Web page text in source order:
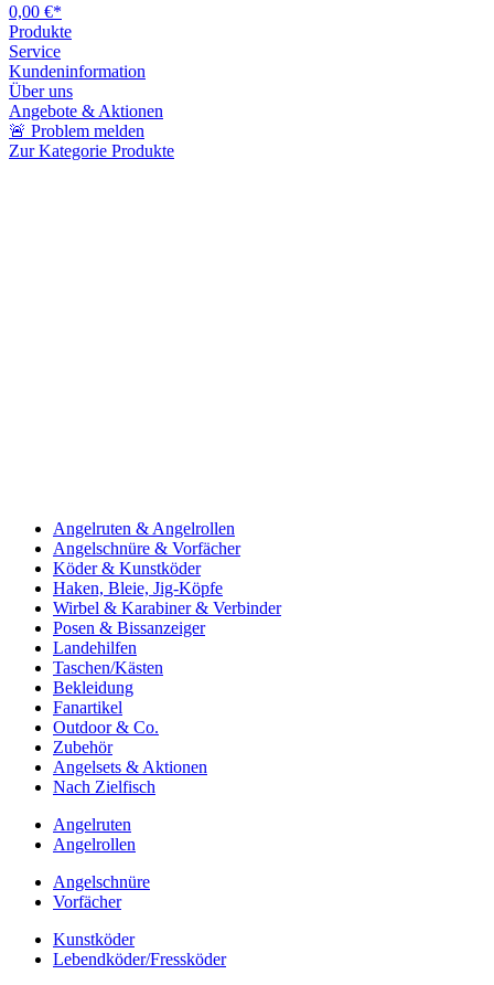
0,00 €*
Produkte
Service
Kundeninformation
Über uns
Angebote & Aktionen
🚨 Problem melden
Zur Kategorie Produkte
Angelruten & Angelrollen
Angelschnüre & Vorfächer
Köder & Kunstköder
Haken, Bleie, Jig-Köpfe
Wirbel & Karabiner & Verbinder
Posen & Bissanzeiger
Landehilfen
Taschen/Kästen
Bekleidung
Fanartikel
Outdoor & Co.
Zubehör
Angelsets & Aktionen
Nach Zielfisch
Angelruten
Angelrollen
Angelschnüre
Vorfächer
Kunstköder
Lebendköder/Fressköder